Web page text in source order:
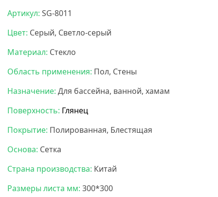
Артикул: SG-8011
Цвет: Серый, Светло-серый
Материал: Стекло
Область применения: Пол, Стены
Назначение: Для бассейна, ванной, хамам
Поверхность: Глянец
Покрытие: Полированная, Блестящая
Основа: Сетка
Страна производства: Китай
Размеры листа мм: 300*300